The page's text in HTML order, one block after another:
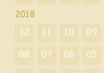
2018
12 11 10 09
08 07 06 05